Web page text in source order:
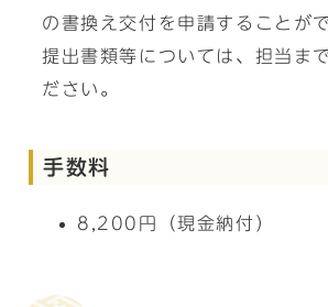
の書換え交付を申請することが
提出書類等については、担当ま
ださい。
手数料
8,200円（現金納付）